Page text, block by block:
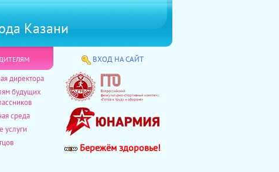
Казани
ВХОД НА САЙТ
Бережём здоровье!
директора
будущих
среда
услуги